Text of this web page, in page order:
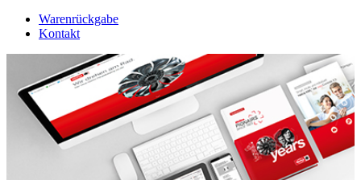
Warenrückgabe
Kontakt